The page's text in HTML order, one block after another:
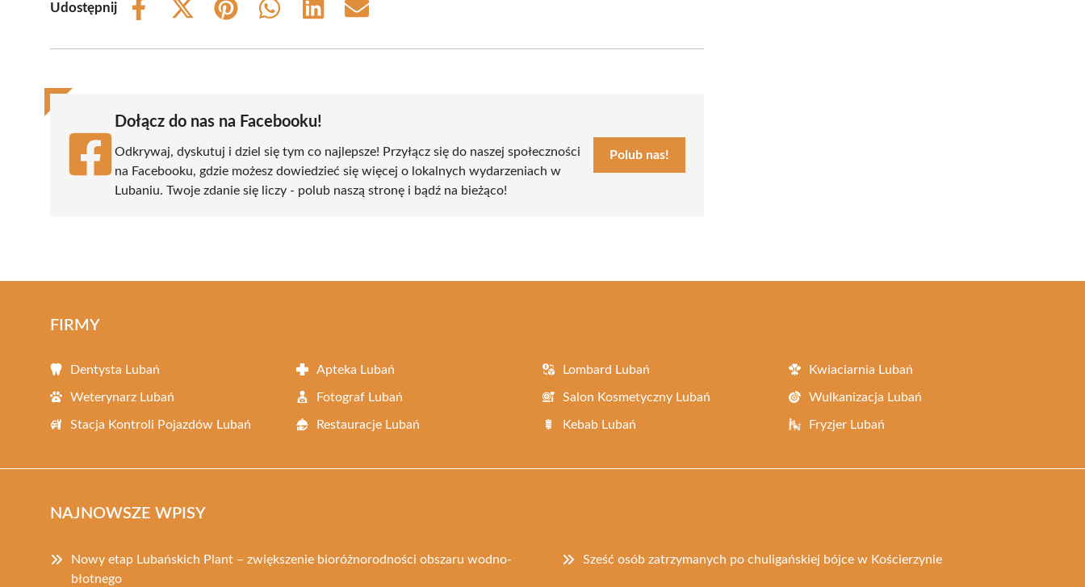
Udostępnij
Share
Share
(Twitter)
Share
Share
Share
Share
Dołącz do nas na Facebooku!
Odkrywaj, dyskutuj i dziel się tym co najlepsze! Przyłącz się do naszej społeczności
na Facebooku, gdzie możesz dowiedzieć się więcej o lokalnych wydarzeniach w
Lubaniu. Twoje zdanie się liczy - polub naszą stronę i bądź na bieżąco!
Polub nas!
FIRMY
Dentysta Lubań Apteka Lubań Lombard Lubań Kwiaciarnia Lubań
Weterynarz Lubań Fotograf Lubań Salon Kosmetyczny Lubań Wulkanizacja Lubań
Stacja Kontroli Pojazdów Lubań Restauracje Lubań Kebab Lubań Fryzjer Lubań
NAJNOWSZE WPISY
Nowy etap Lubańskich Plant – zwiększenie bioróżnorodności obszaru wodno-
błotnego
Sześć osób zatrzymanych po chuligańskiej bójce w Kościerzynie